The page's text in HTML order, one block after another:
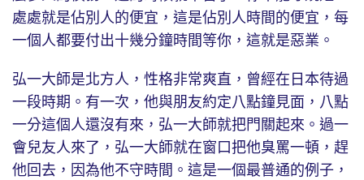
處處就是佔別人的便宜，這是佔別人時間的便宜，每
一個人都要付出十幾分鐘時間等你，這就是惡業。
弘一大師是北方人，性格非常爽直，曾經在日本待過
一段時期。有一次，他與朋友約定八點鐘見面，八點
一分這個人還沒有來，弘一大師就把門關起來。過一
會兒友人來了，弘一大師就在窗口把他臭罵一頓，趕
他回去，因為他不守時間。這是一個最普通的例子，